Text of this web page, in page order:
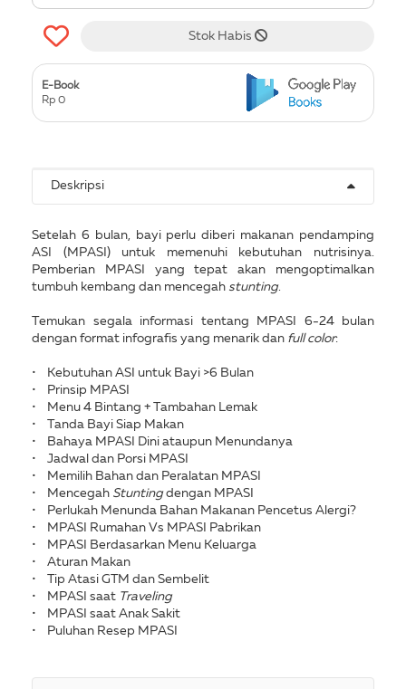
Stok Habis
E-Book
Rp 0
Deskripsi
Setelah 6 bulan, bayi perlu diberi makanan pendamping
ASI (MPASI) untuk memenuhi kebutuhan nutrisinya.
Pemberian MPASI yang tepat akan mengoptimalkan
tumbuh kembang dan mencegah stunting.
Temukan segala informasi tentang MPASI 6-24 bulan
dengan format infografis yang menarik dan full color:
• Kebutuhan ASI untuk Bayi >6 Bulan
• Prinsip MPASI
• Menu 4 Bintang + Tambahan Lemak
• Tanda Bayi Siap Makan
• Bahaya MPASI Dini ataupun Menundanya
• Jadwal dan Porsi MPASI
• Memilih Bahan dan Peralatan MPASI
• Mencegah Stuntingdengan MPASI
• Perlukah Menunda Bahan Makanan Pencetus Alergi?
• MPASI Rumahan Vs MPASI Pabrikan
• MPASI Berdasarkan Menu Keluarga
• Aturan Makan
• Tip Atasi GTM dan Sembelit
• MPASI saat Traveling
• MPASI saat Anak Sakit
• Puluhan Resep MPASI